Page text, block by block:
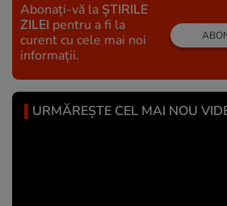
Abonați-vă la ȘTIRILE
ZILEI pentru a fi la
curent cu cele mai noi
informații.
URMĂREȘTE CEL MAI NOU